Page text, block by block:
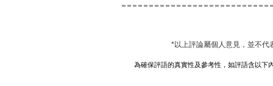
*以上評論屬個人意見，並不代
為確保評語的真實性及參考性，如評語含以下